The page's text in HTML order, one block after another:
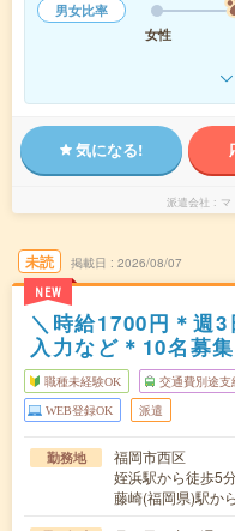
男女比率
女性
気になる!
派遣会社 マ
未読
NEW
掲載日 2026/08/07
＼時給1700円＊週
入力など＊10名募集
職種未経験OK 交通費別途支
WEB登録OK 派遣
勤務地
福岡市西区
姪浜駅から徒歩5
藤崎(福岡県)駅か